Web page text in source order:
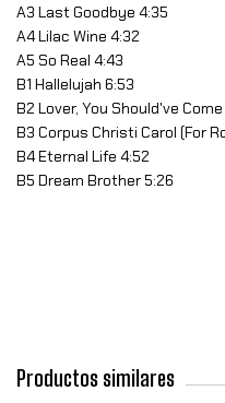
A3 Last Goodbye 4:35
A4 Lilac Wine 4:32
A5 So Real 4:43
B1 Hallelujah 6:53
B2 Lover, You Should've
B3 Corpus Christi Carol (For
B4 Eternal Life 4:52
B5 Dream Brother 5:26
Productos similares